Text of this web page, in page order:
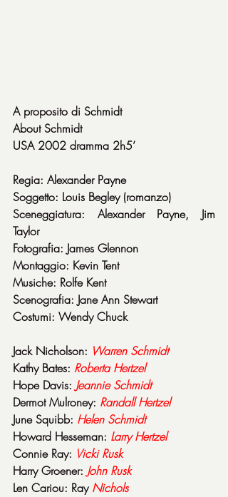
A proposito di Schmidt
About Schmidt
USA 2002 dramma 2h5’
Regia: Alexander Payne
Soggetto: Louis Begley (romanzo)
Sceneggiatura: Alexander Payne, Jim
Taylor
Fotografia: James Glennon
Montaggio: Kevin Tent
Musiche: Rolfe Kent
Scenografia: Jane Ann Stewart
Costumi: Wendy Chuck
Jack Nicholson: Warren Schmidt
Kathy Bates: Roberta Hertzel
Hope Davis: Jeannie Schmidt
Dermot Mulroney: Randall Hertzel
June Squibb: Helen Schmidt
Howard Hesseman: Larry Hertzel
Connie Ray: Vicki Rusk
Harry Groener: John Rusk
Len Cariou: Ray Nichols